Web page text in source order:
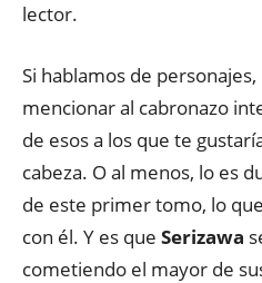
lector.
Si hablamos de
mencionar al cabronazo
de esos a los que te
cabeza. O al menos, lo es
de este primer tomo, lo
con él. Y es que Serizawa
cometiendo el mayor de